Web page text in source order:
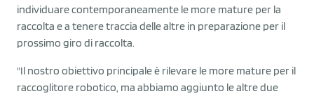
individuare contemporaneamente le more mature per la
raccolta e a tenere traccia delle altre in preparazione per il
prossimo giro di raccolta.
"Il nostro obiettivo principale è rilevare le more mature per il
raccoglitore robotico, ma abbiamo aggiunto le altre due